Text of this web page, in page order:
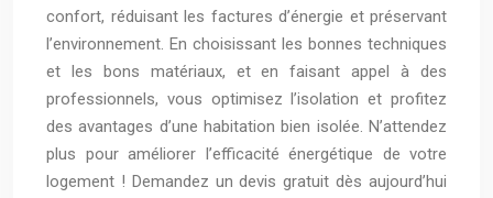
confort, réduisant les factures d’énergie et préservant
l’environnement. En choisissant les bonnes techniques
et les bons matériaux, et en faisant appel à des
professionnels, vous optimisez l’isolation et profitez
des avantages d’une habitation bien isolée. N’attendez
plus pour améliorer l’efficacité énergétique de votre
logement ! Demandez un devis gratuit dès aujourd’hui